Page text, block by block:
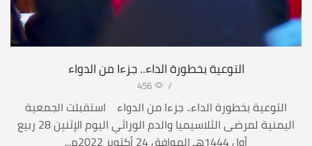
التوعية بخطورة الداء.. جزءا من الدواء
/
456
التوعية بخطورة الداء.. جزءا من الدواء استقبلت الجمعية
اليمنية لمرضى الثلاسيميا والدم الوراثي اليوم الإثنين 28 ربيع